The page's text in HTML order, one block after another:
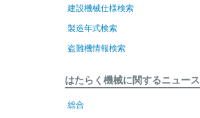
建設機械仕様検索
製造年式検索
盗難機情報検索
はたらく機械に関するニュース
総合